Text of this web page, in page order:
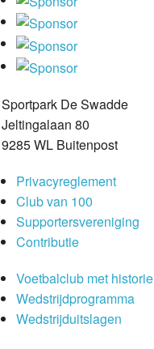
Sportpark De Swadde
Jeltingalaan 80
9285 WL Buitenpost
Privacyreglement
Club van 100
Supportersvereniging
Contributie
Voetbalclub met historie
Wedstrijdprogramma
Wedstrijduitslagen